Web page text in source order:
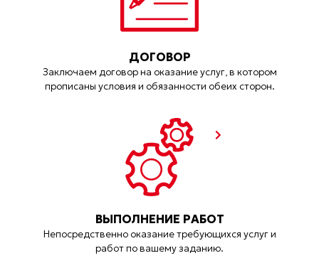
ДОГОВОР
Заключаем договор на оказание услуг, в котором
прописаны условия и обязанности обеих сторон.
ВЫПОЛНЕНИЕ РАБОТ
Непосредственно оказание требующихся услуг и
работ по вашему заданию.